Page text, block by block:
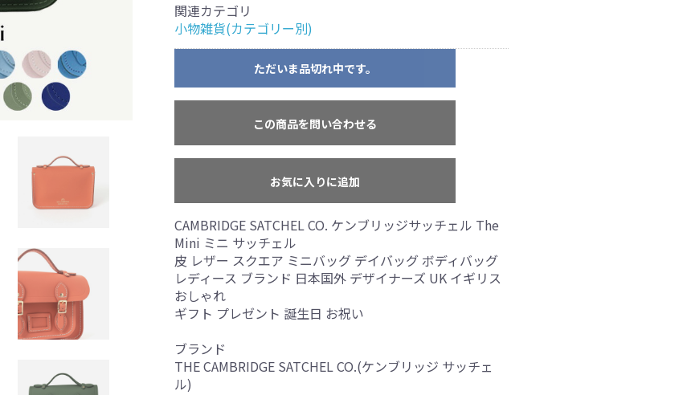
関連カテゴリ
小物雑貨(カテゴリー別)
ただいま品切れ中です。
この商品を問い合わせる
お買い物を続ける
お気に入りに追加
CAMBRIDGE SATCHEL CO. ケンブリッジサッチェル The
Mini ミニ サッチェル
皮 レザー スクエア ミニバッグ デイバッグ ボディバッグ
レディース ブランド 日本国外 デザイナーズ UK イギリス
おしゃれ
ギフト プレゼント 誕生日 お祝い
ブランド
THE CAMBRIDGE SATCHEL CO.(ケンブリッジ サッチェ
ル)